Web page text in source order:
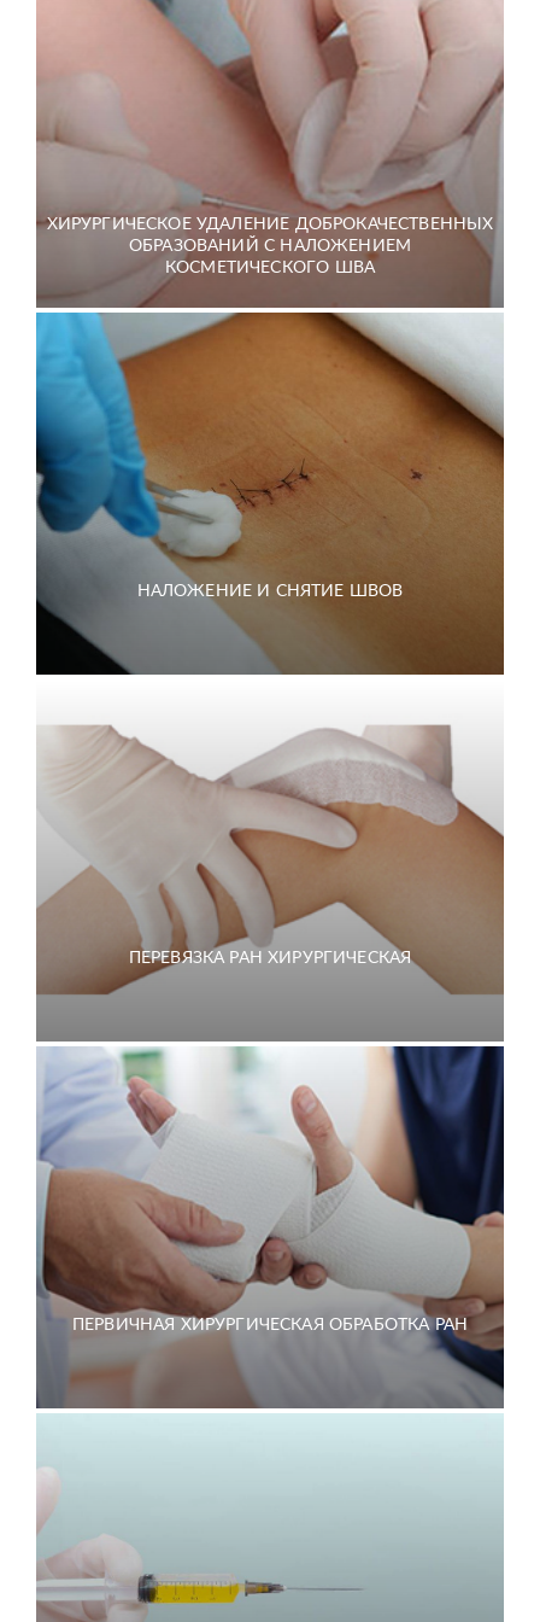
ХИРУРГИЧЕСКОЕ УДАЛЕНИЕ ДОБРОКАЧЕСТВЕННЫХ
ОБРАЗОВАНИЙ С НАЛОЖЕНИЕМ
КОСМЕТИЧЕСКОГО ШВА
НАЛОЖЕНИЕ И СНЯТИЕ ШВОВ
ПЕРЕВЯЗКА РАН ХИРУРГИЧЕСКАЯ
ПЕРВИЧНАЯ ХИРУРГИЧЕСКАЯ ОБРАБОТКА РАН